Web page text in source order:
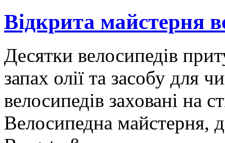
Відкрита майстерня
Десятки велосипедів
запах олії та засобу для
велосипедів заховані на
Велосипедна майстерня,